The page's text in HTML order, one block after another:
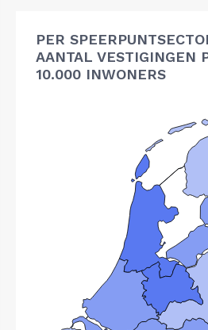
PER
AANTAL VESTIGINGEN
10.000 INWONERS